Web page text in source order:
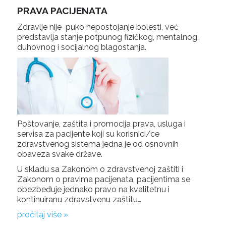
PRAVA PACIJENATA
Zdravlje nije puko nepostojanje bolesti, već
predstavlja stanje potpunog fizičkog, mentalnog,
duhovnog i socijalnog blagostanja.
Poštovanje, zaštita i promocija prava, usluga i
servisa za pacijente koji su korisnici/ce
zdravstvenog sistema jedna je od osnovnih
obaveza svake države.
U skladu sa Zakonom o zdravstvenoj zaštiti i
Zakonom o pravima pacijenata, pacijentima se
obezbeđuje jednako pravo na kvalitetnu i
kontinuiranu zdravstvenu zaštitu…
pročitaj više »